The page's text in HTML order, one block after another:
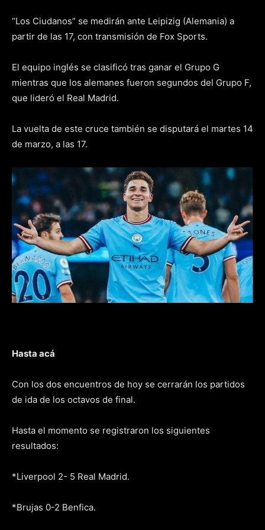
“Los Ciudanos” se medirán ante Leipizig (Alemania) a
partir de las 17, con transmisión de Fox Sports.
El equipo inglés se clasificó tras ganar el Grupo G
mientras que los alemanes fueron segundos del Grupo F,
que lideró el Real Madrid.
La vuelta de este cruce también se disputará el martes 14
de marzo, a las 17.
Hasta acá
Con los dos encuentros de hoy se cerrarán los partidos
de ida de los octavos de final.
Hasta el momento se registraron los siguientes
resultados:
*Liverpool 2- 5 Real Madrid.
*Brujas 0-2 Benfica.